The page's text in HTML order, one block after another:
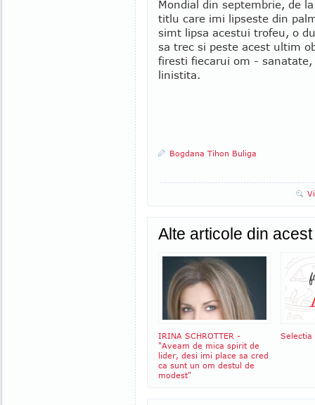
Mondial din septembrie, de
titlu care imi lipseste din
simt lipsa acestui trofeu, o
sa trec si peste acest ultim
firesti fiecarui om -
linistita.
Bogdana Tihon Buliga
Alte articole din
IRINA SCHROTTER -
"Aveam de mica spirit de
lider, desi imi place sa cred
ca sunt un om destul de
modest"
Selectia